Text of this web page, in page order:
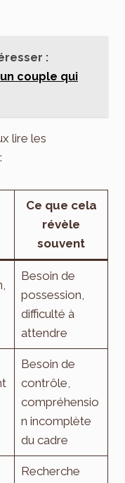
:
couple qui
lire les
Ce que cela
révèle
souvent
Besoin de
possession,
difficulté à
attendre
Besoin de
contrôle,
compréhensio
n incomplète
du cadre
Recherche